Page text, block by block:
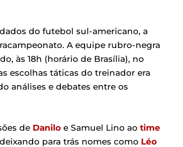
do futebol sul-americano, a
A equipe rubro-negra
às 18h (horário de Brasília), no
escolhas táticas do treinador era
análises e debates entre os
de Danilo e Samuel Lino ao time
para trás nomes como Léo